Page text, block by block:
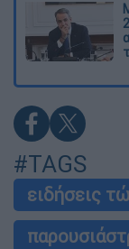
#TAGS
ειδήσεις